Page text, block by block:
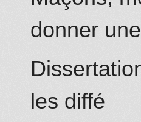
donner une
les diffé